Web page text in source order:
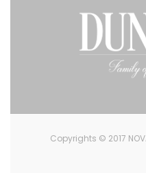
Copyrights © 2017